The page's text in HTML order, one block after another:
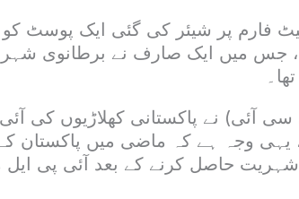
فارم پر شیئر کی گئی ایک پوسٹ کو
جس میں ایک صارف نے برطانوی
آئی) نے پاکستانی کھلاڑیوں کی
یہی وجہ ہے کہ ماضی میں پاکستان
حاصل کرنے کے بعد آئی پی